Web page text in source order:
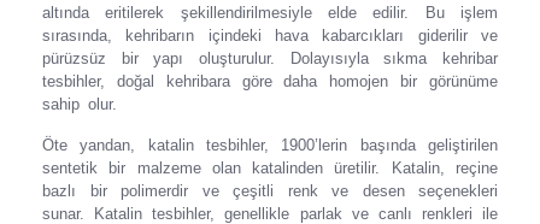
altında eritilerek şekillendirilmesiyle elde edilir. Bu işlem
sırasında, kehribarın içindeki hava kabarcıkları giderilir ve
pürüzsüz bir yapı oluşturulur. Dolayısıyla sıkma kehribar
tesbihler, doğal kehribara göre daha homojen bir görünüme
sahip olur.
Öte yandan, katalin tesbihler, 1900’lerin başında geliştirilen
sentetik bir malzeme olan katalinden üretilir. Katalin, reçine
bazlı bir polimerdir ve çeşitli renk ve desen seçenekleri
sunar. Katalin tesbihler, genellikle parlak ve canlı renkleri ile